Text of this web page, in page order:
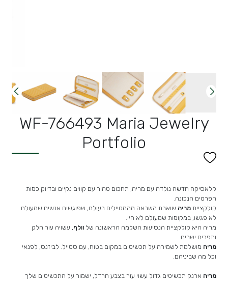
WF-766493 Maria Jewelry
Portfolio
קלאסיקה חדשה נולדה עם מריה, תחכום טהור עם קווים נקיים ובדיוק כמות
הפרטים הנכונה.
קולקציית מריה שואבת השראה מהמטיילים בעולם, שפוגשים אנשים שמעולם
לא פגשו, במקומות שמעולם לא היו.
מריה היא קולקציית הנסיעות השלמה הראשונה של וולף, עשויה עור חלק
ותפרים ישרים.
מריה מושלמת לשמירה על תכשיטים במקום בטוח, עם סטייל. לביזנס, לפנאי
וכל מה שביניהם.
מריה ארנק תכשיטים גדול עשוי עור בצבע חרדל, ישמור על התכשיטים שלך